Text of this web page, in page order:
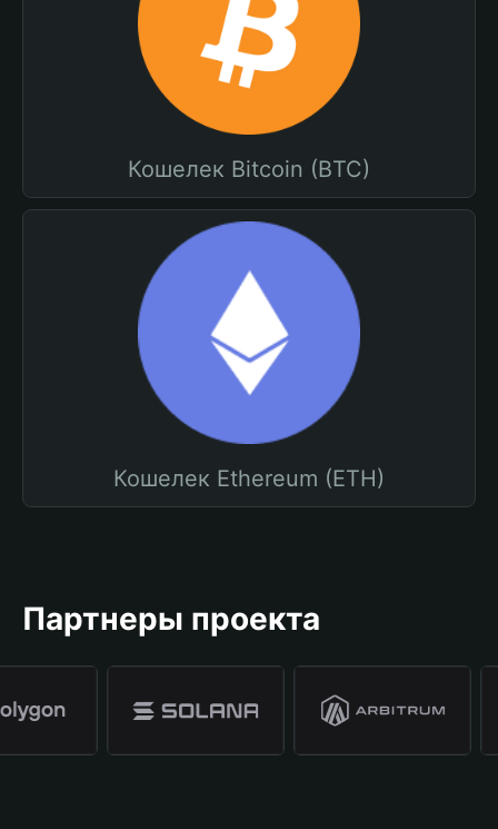
Кошелек Bitcoin (BTC)
Кошелек Ethereum (ETH)
Партнеры проекта